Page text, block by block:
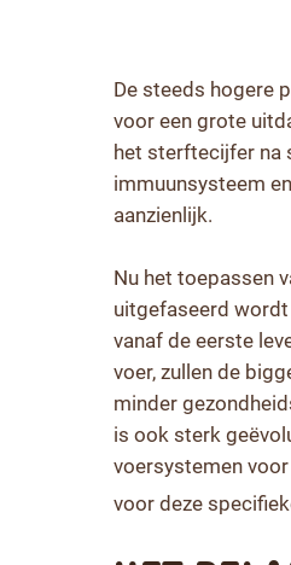
De steeds hogere
voor een grote
het sterftecijfer na
immuunsysteem
aanzienlijk.
Nu het toepassen
uitgefaseerd wordt
vanaf de eerste
voer, zullen de
minder
is ook sterk
voersystemen
voor deze